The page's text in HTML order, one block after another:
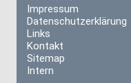
Impressum
Datenschutzerklärung
Links
Kontakt
Sitemap
Intern